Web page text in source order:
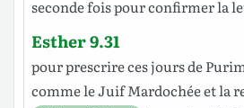
secondefois pourconfirmerla
Esther 9.31
pourprescrirecesjoursde
comme leJuifMardochéeet la